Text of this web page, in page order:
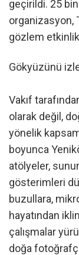
geçirildi. 25 bini
organizasyon,
gözlem
Gökyüzünü
Vakıf
olarak değil,
yönelik
boyunca
atölyeler,
gösterimleri
buzullara,
hayatından
çalışmalar
doğa